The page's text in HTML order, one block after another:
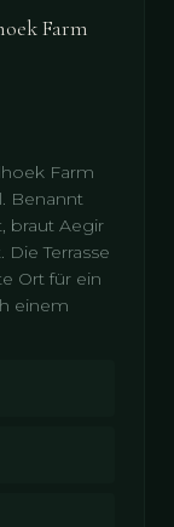
Farm
Farm
Benannt
braut Aegir
Terrasse
Ort für ein
einem